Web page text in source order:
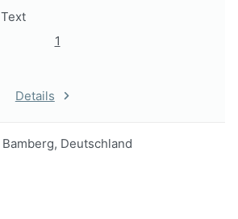
1
Details
Bamberg, Deutschland